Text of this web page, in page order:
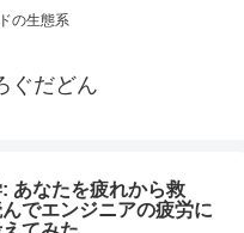
の生態系
ぐだどん
: あなたを疲れから救
でエンジニアの疲労に